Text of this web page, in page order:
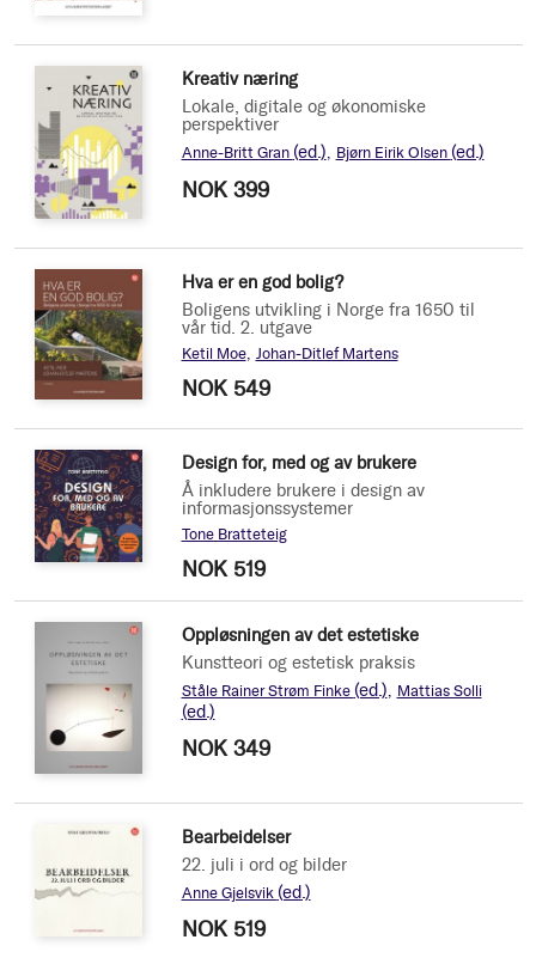
Kreativ næring
Lokale, digitale og økonomiske
perspektiver
Anne-Britt Gran (ed.) Bjørn Eirik Olsen (ed.)
NOK 399
Hva er en god bolig?
Boligens utvikling i Norge fra 1650 til
vår tid. 2. utgave
Ketil Moe Johan-Ditlef Martens
NOK 549
Design for, med og av brukere
Å inkludere brukere i design av
informasjonssystemer
Tone Bratteteig
NOK 519
Oppløsningen av det estetiske
Kunstteori og estetisk praksis
Ståle Rainer Strøm Finke (ed.) Mattias Solli
(ed.)
NOK 349
Bearbeidelser
22. juli i ord og bilder
Anne Gjelsvik (ed.)
NOK 519